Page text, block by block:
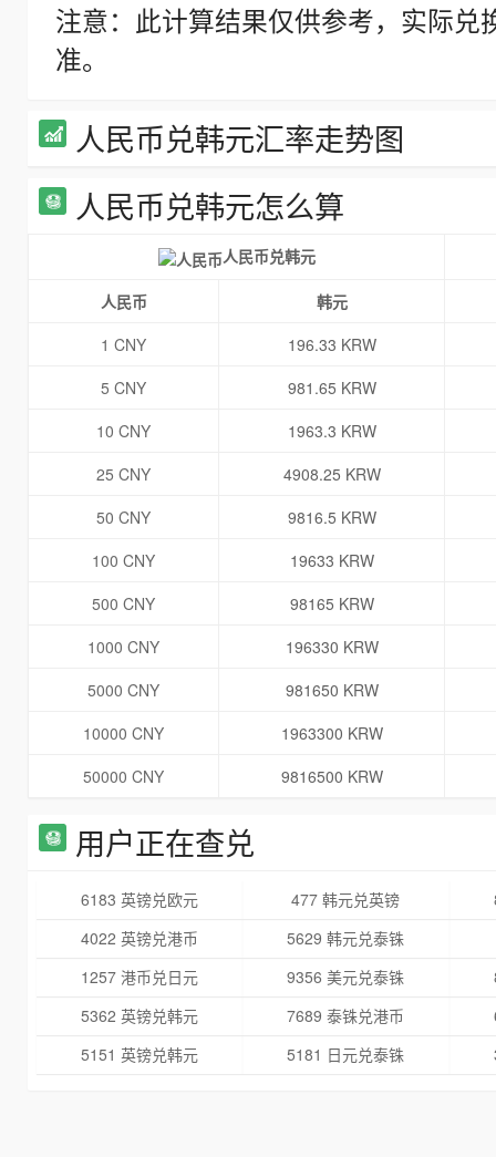
注意：此计算结果仅供参考，实际
准。
人民币兑韩元汇率走势图
人民币兑韩元怎么算
人民币兑韩元
人民币
韩元
1 CNY
196.33 KRW
5 CNY
981.65 KRW
10 CNY
1963.3 KRW
25 CNY
4908.25 KRW
50 CNY
9816.5 KRW
100 CNY
19633 KRW
500 CNY
98165 KRW
1000 CNY
196330 KRW
5000 CNY
981650 KRW
10000 CNY
1963300 KRW
50000 CNY
9816500 KRW
用户正在查兑
6183 英镑兑欧元 477 韩元兑英镑
4022 英镑兑港币
5629 韩元兑泰铢
1257 港币兑日元
9356 美元兑泰铢
5362 英镑兑韩元
7689 泰铢兑港币
5151 英镑兑韩元
5181 日元兑泰铢